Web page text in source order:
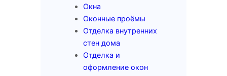
Окна
Оконные проёмы
Отделка внутренних
стен дома
Отделка и
оформление окон